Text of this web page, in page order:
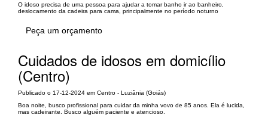
O idoso precisa de uma pessoa para ajudar a tomar banho ir ao banheiro,
deslocamento da cadeira para cama, principalmente no período noturno
Peça um orçamento
Cuidados de idosos em domicílio
(Centro)
Publicado o 17-12-2024 em Centro - Luziânia (Goiás)
Boa noite, busco profissional para cuidar da minha vovo de 85 anos. Ela é lucida,
mas cadeirante. Busco alguém paciente e atencioso.